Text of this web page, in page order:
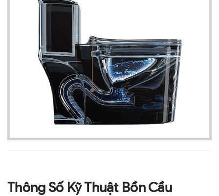
Thông Số Kỹ Thuật Bồn Cầu